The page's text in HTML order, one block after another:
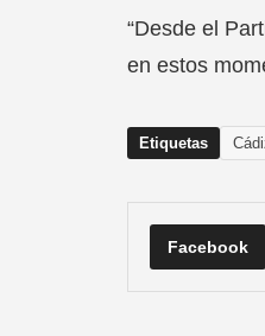
“Desde el
en estos
Etiquetas
Facebook